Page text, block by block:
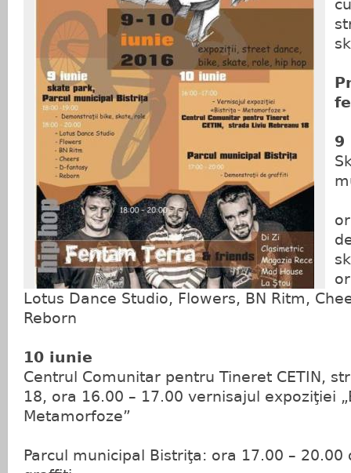
9
Lotus Dance Studio, Flowers, BN Ritm,
Reborn
10 iunie
Centrul Comunitar pentru Tineret CETIN,
18, ora 16.00 – 17.00 vernisajul expoziţiei
Metamorfoze”
Parcul municipal Bistriţa: ora 17.00 –